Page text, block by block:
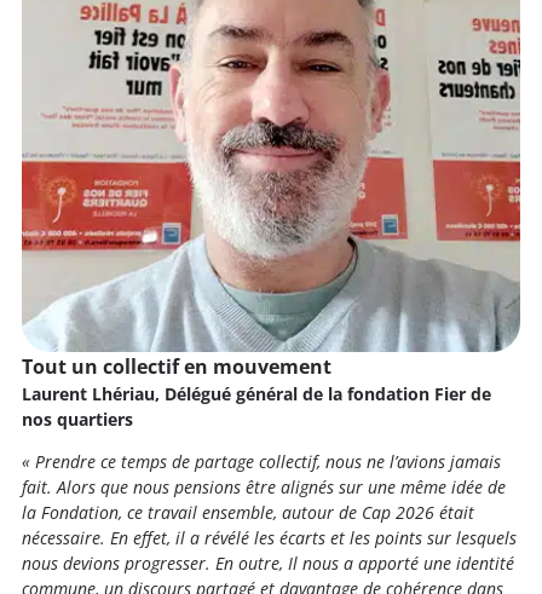
Tout un collectif en mouvement
Laurent Lhériau, Délégué général de la fondation Fier de
nos quartiers
« Prendre ce temps de partage collectif, nous ne l’avions jamais
fait. Alors que nous pensions être alignés sur une même idée de
la Fondation, ce travail ensemble, autour de Cap 2026 était
nécessaire. En effet, il a révélé les écarts et les points sur lesquels
nous devions progresser. En outre, Il nous a apporté une identité
commune, un discours partagé et davantage de cohérence dans